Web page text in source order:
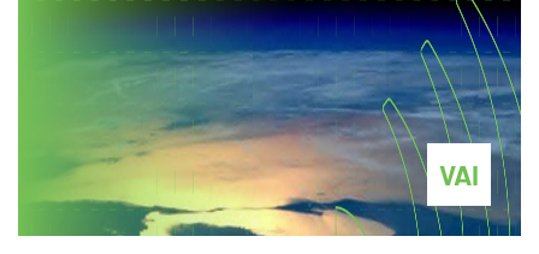
VAI